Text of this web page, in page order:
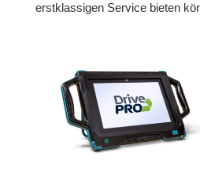
erstklassigen Service bieten